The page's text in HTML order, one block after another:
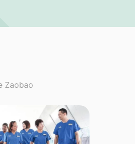
Zaobao